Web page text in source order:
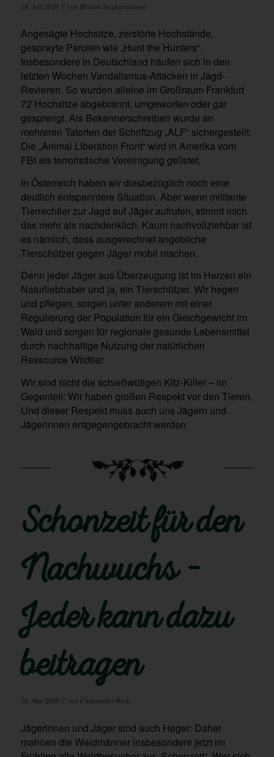
28. Juli 2020 / von Herbert Sieghartsleitner
Angesägte Hochsitze, zerstörte Hochstände,
gesprayte Parolen wie „Hunt the Hunters“.
Insbesondere in Deutschland häufen sich in den
letzten Wochen Vandalismus-Attacken in Jagd-
Revieren. So wurden alleine im Großraum Frankfurt
72 Hochsitze abgebrannt, umgeworfen oder gar
gesprengt. Als Bekennerschreiben wurde an
mehreren Tatorten der Schriftzug „ALF“ sichergestellt.
Die „Animal Liberation Front“ wird in Amerika vom
FBI als terroristische Vereinigung gelistet.
In Österreich haben wir diesbezüglich noch eine
deutlich entspanntere Situation. Aber wenn militante
Tierrechtler zur Jagd auf Jäger aufrufen, stimmt mich
das mehr als nachdenklich. Kaum nachvollziehbar ist
es nämlich, dass ausgerechnet angebliche
Tierschützer gegen Jäger mobil machen.
Denn jeder Jäger aus Überzeugung ist im Herzen ein
Naturliebhaber und ja, ein Tierschützer. Wir hegen
und pflegen, sorgen unter anderem mit einer
Regulierung der Population für ein Gleichgewicht im
Wald und sorgen für regionale gesunde Lebensmittel
durch nachhaltige Nutzung der natürlichen
Ressource Wildtier.
Wir sind nicht die schießwütigen Kitz-Killer – im
Gegenteil: Wir haben großen Respekt vor den Tieren.
Und dieser Respekt muss auch uns Jägern und
Jägerinnen entgegengebracht werden.
Schonzeit für den
Nachwuchs –
Jeder kann dazu
beitragen
26. Mai 2020 / von Christopher Böck
Jägerinnen und Jäger sind auch Heger: Daher
mahnen die Weidmänner insbesondere jetzt im